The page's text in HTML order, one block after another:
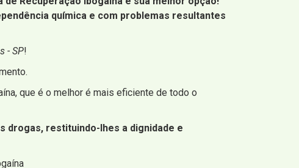
química e com problemas resultantes
- SP!
que é o melhor é mais eficiente de todo o
drogas, restituindo-lhes a dignidade e